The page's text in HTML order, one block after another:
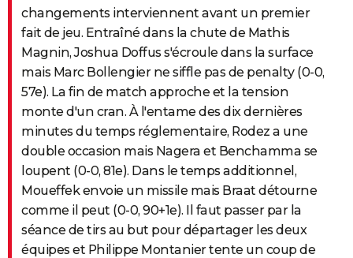
changements interviennent avant un premier
fait de jeu. Entraîné dans la chute de Mathis
Magnin, Joshua Doffus s'écroule dans la surface
mais Marc Bollengier ne siffle pas de penalty (0-0,
57e). La fin de match approche et la tension
monte d'un cran. À l'entame des dix dernières
minutes du temps réglementaire, Rodez a une
double occasion mais Nagera et Benchamma se
loupent (0-0, 81e). Dans le temps additionnel,
Moueffek envoie un missile mais Braat détourne
comme il peut (0-0, 90+1e). Il faut passer par la
séance de tirs au but pour départager les deux
équipes et Philippe Montanier tente un coup de